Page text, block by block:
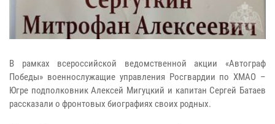
В рамках всероссийской ведомственной акции «Автограф
Победы» военнослужащие управления Росгвардии по ХМАО –
Югре подполковник Алексей Мигуцкий и капитан Сергей Батаев
рассказали о фронтовых биографиях своих родных.